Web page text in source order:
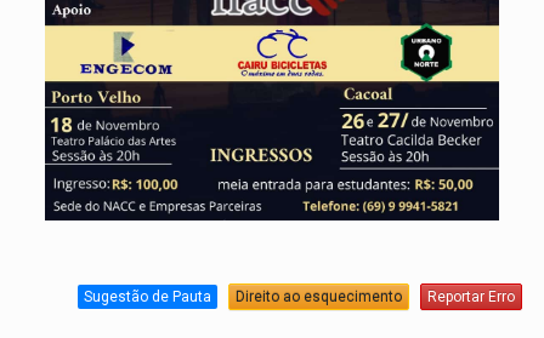
Sugestão de Pauta Direito ao esquecimento Reportar Erro